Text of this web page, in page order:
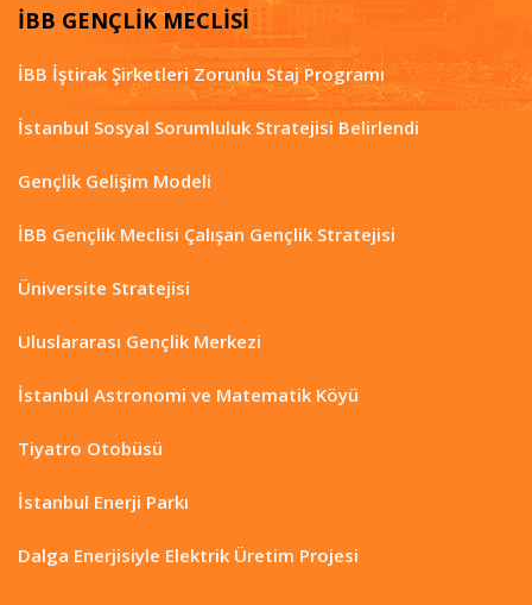
İBB GENÇLİK MECLİSİ
İBB İştirak Şirketleri Zorunlu Staj Programı
İstanbul Sosyal Sorumluluk Stratejisi Belirlendi
Gençlik Gelişim Modeli
İBB Gençlik Meclisi Çalışan Gençlik Stratejisi
Üniversite Stratejisi
Uluslararası Gençlik Merkezi
İstanbul Astronomi ve Matematik Köyü
Tiyatro Otobüsü
İstanbul Enerji Parkı
Dalga Enerjisiyle Elektrik Üretim Projesi